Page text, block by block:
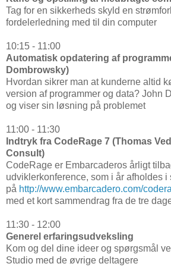
Tag for en sikkerheds skyld en
fordelerledning med til din computer
10:15 - 11:00
Automatisk opdatering af
Dombrowsky)
Hvordan sikrer man at kunderne altid
version af programmer og data? John
og viser sin løsning på problemet
11:00 - 11:30
Indtryk fra CodeRage 7 (Thomas
Consult)
CodeRage er Embarcaderos årligt
udviklerkonference, som i år afholdes i
på http://www.embarcadero.com/
med et kort sammendrag fra de tre
11:30 - 12:00
Generel erfaringsudveksling
Kom og del dine ideer og spørgsmål
Studio med de øvrige deltagere